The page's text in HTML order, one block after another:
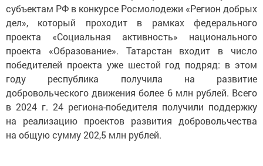
субъектам РФ в конкурсе Росмолодежи «Регион добрых
дел», который проходит в рамках федерального
проекта «Социальная активность» национального
проекта «Образование». Татарстан входит в число
победителей проекта уже шестой год подряд: в этом
году республика получила на развитие
добровольческого движения более 6 млн рублей. Всего
в 2024 г. 24 региона-победителя получили поддержку
на реализацию проектов развития добровольчества
на общую сумму 202,5 млн рублей.